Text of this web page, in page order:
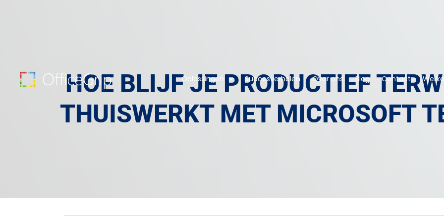
Oplossingen Succesverhalen Over ons Blog Contact
HOE BLIJF JE PRODUCTIEF
THUISWERKT MET MICROSOFT